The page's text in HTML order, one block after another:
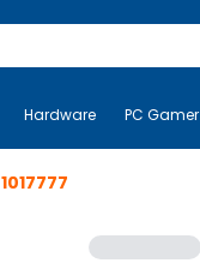
Black Ninja Hardware
Hardware PC Gamer
1017777